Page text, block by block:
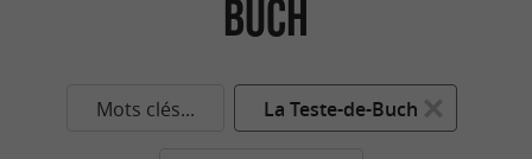
Buch
Mots clés... La Teste-de-Buch